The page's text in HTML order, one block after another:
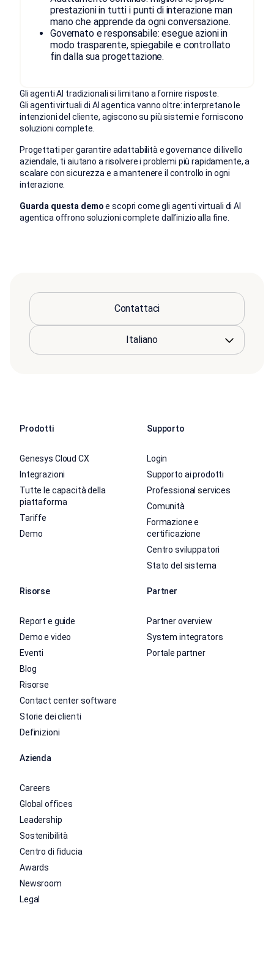
Gli agenti AI tradizionali si limitano a fornire risposte.
Gli agenti virtuali di AI agentica vanno oltre: interpretano le
intenzioni del cliente, agiscono su più sistemi e forniscono
soluzioni complete.
Progettati per garantire adattabilità e governance di livello
aziendale, ti aiutano a risolvere i problemi più rapidamente, a
scalare con sicurezza e a mantenere il controllo in ogni
interazione.
Guarda questa demoe scopri come gli agenti virtuali di AI
agentica offrono soluzioni complete dall’inizio alla fine.
prestazioni in tutti i punti di interazione man
mano che apprende da ogni conversazione.
Governato e responsabile: esegue azioni in
modo trasparente, spiegabile e controllato
fin dalla sua progettazione.
Contattaci
Prodotti
Genesys Cloud CX
Integrazioni
Tutte le capacità della
piattaforma
Tariffe
Demo
Supporto
Login
Supporto ai prodotti
Professional services
Comunità
Formazione e
certificazione
Centro sviluppatori
Stato del sistema
Risorse
Report e guide
Demo e video
Eventi
Blog
Risorse
Contact center software
Storie dei clienti
Definizioni
Partner
Partner overview
System integrators
Portale partner
Azienda
Careers
Global offices
Leadership
Sostenibilità
Centro di fiducia
Awards
Newsroom
Legal